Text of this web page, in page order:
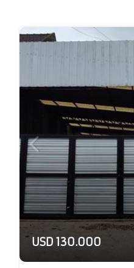
USD 130.000